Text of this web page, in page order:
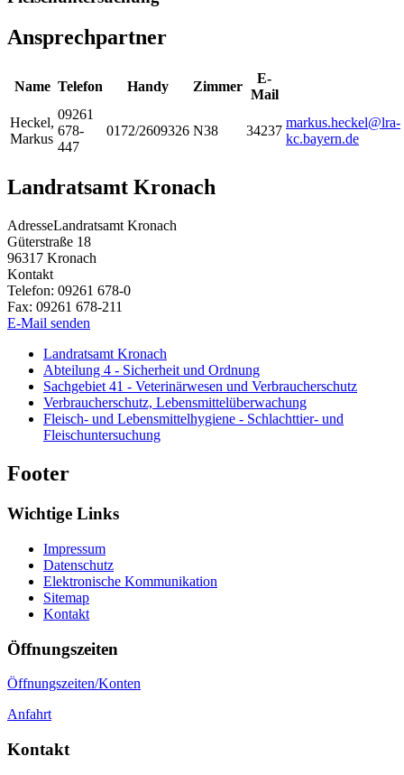
Ansprechpartner
Name Telefon Handy Zimmer
E-
Mail
Heckel,
Markus
09261
678-
447
0172/2609326 N38 34237
markus.heckel@lra-
kc.bayern.de
Landratsamt Kronach
AdresseLandratsamt Kronach
Güterstraße 18
96317 Kronach
Kontakt
Telefon: 09261 678-0
Fax: 09261 678-211
E-Mail senden
Landratsamt Kronach
Abteilung 4 - Sicherheit und Ordnung
Sachgebiet 41 - Veterinärwesen und Verbraucherschutz
Verbraucherschutz, Lebensmittelüberwachung
Fleisch- und Lebensmittelhygiene - Schlachttier- und
Fleischuntersuchung
Footer
Wichtige Links
Impressum
Datenschutz
Elektronische Kommunikation
Sitemap
Kontakt
Öffnungszeiten
Öffnungszeiten/Konten
Anfahrt
Kontakt